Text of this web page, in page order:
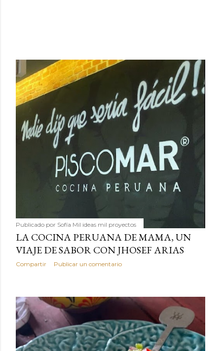
Publicado por Sofía Mil ideas mil proyectos
LA COCINA PERUANA DE MAMA, UN
VIAJE DE SABOR CON JHOSEF ARIAS
Compartir Publicar un comentario